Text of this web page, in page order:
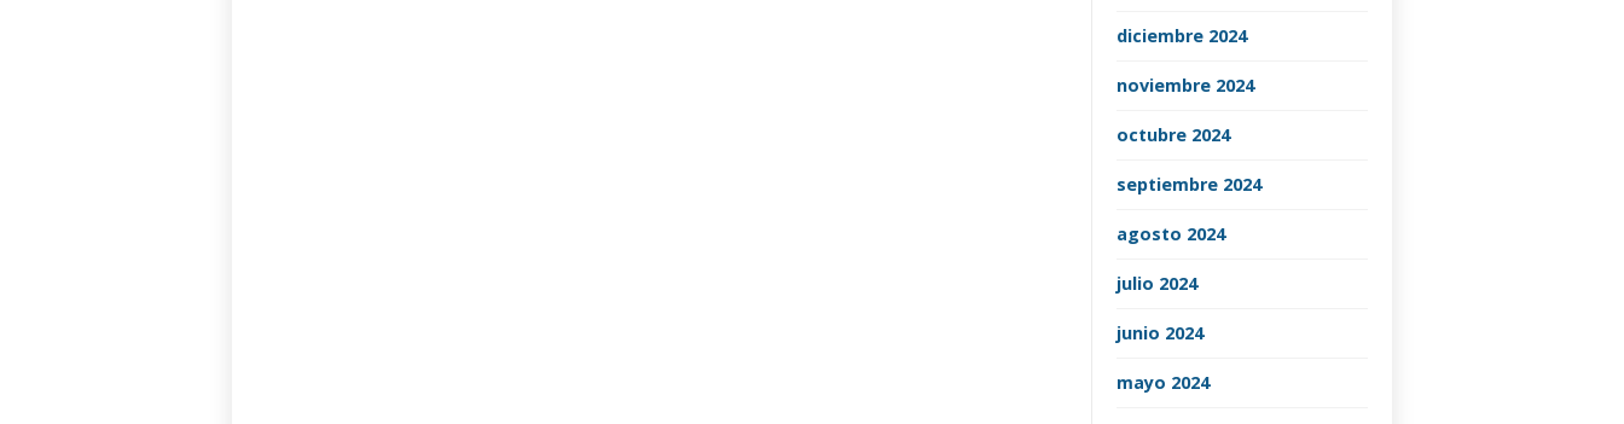
diciembre 2024
noviembre 2024
octubre 2024
septiembre 2024
agosto 2024
julio 2024
junio 2024
mayo 2024